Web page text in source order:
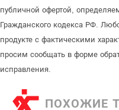
публичной офертой,
Гражданского кодекса РФ.
продукте с фактическими
просим сообщать в форме
исправления.
ПОХОЖИЕ